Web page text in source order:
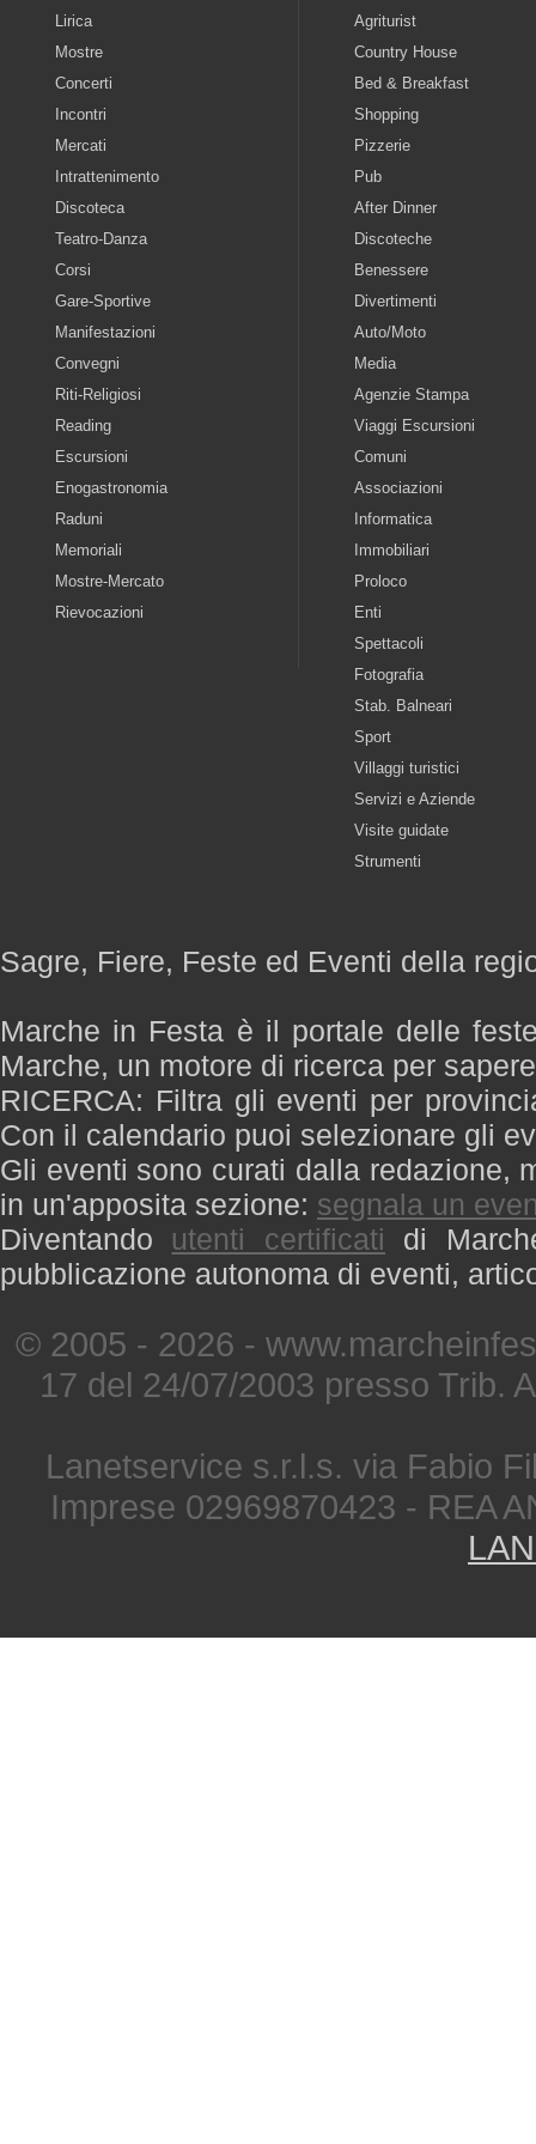
Lirica
Mostre
Concerti
Incontri
Mercati
Intrattenimento
Discoteca
Teatro-Danza
Corsi
Gare-Sportive
Manifestazioni
Convegni
Riti-Religiosi
Reading
Escursioni
Enogastronomia
Raduni
Memoriali
Mostre-Mercato
Rievocazioni
Agriturist
Country House
Bed & Breakfast
Shopping
Pizzerie
Pub
After Dinner
Discoteche
Benessere
Divertimenti
Auto/Moto
Media
Agenzie Stampa
Viaggi Escursioni
Comuni
Associazioni
Informatica
Immobiliari
Proloco
Enti
Spettacoli
Fotografia
Stab. Balneari
Sport
Villaggi turistici
Servizi e Aziende
Visite guidate
Strumenti
Sagre, Fiere, Feste ed Eventi della
Marche in Festa è il portale delle
Marche, un motore di ricerca per
RICERCA: Filtra gli eventi per
Con il calendario puoi selezionare gli
Gli eventi sono curati dalla redazione,
in un'apposita sezione: segnala un
Diventando utenti certificati di
pubblicazione autonoma di eventi,
© 2005 - 2026 -
17 del 24/07/2003 presso Trib.
Lanetservice s.r.l.s. via Fabio
Imprese 02969870423 - REA